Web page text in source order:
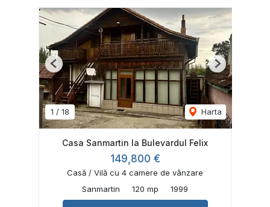
1 / 18 Harta
Previous Next
Casa Sanmartin la Bulevardul Felix
149,800 €
Casă / Vilă cu 4 camere de vânzare
Sanmartin
120 mp 1999